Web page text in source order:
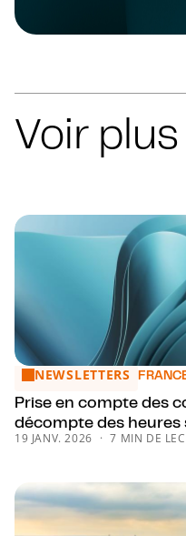
Voir plus
Prise en compte des
NEWSLETTERS
Prise en compte des
décompte des
19 JANV. 2026 7 MIN DE